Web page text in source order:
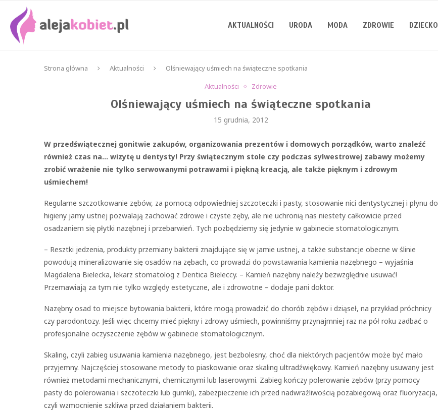
AKTUALNOŚCI URODA MODA ZDROWIE DZIECKO
Strona główna Aktualności
Olśniewający uśmiech na świąteczne spotkania
Aktualności
Zdrowie
Olśniewający uśmiech na świąteczne spotkania
15 grudnia, 2012
W przedświątecznej gonitwie zakupów, organizowania prezentów i domowych porządków, warto znaleźć
również czas na… wizytę u dentysty! Przy świątecznym stole czy podczas sylwestrowej zabawy możemy
zrobić wrażenie nie tylko serwowanymi potrawami i piękną kreacją, ale także pięknym i zdrowym
uśmiechem!
Regularne szczotkowanie zębów, za pomocą odpowiedniej szczoteczki i pasty, stosowanie nici dentystycznej i płynu do
higieny jamy ustnej pozwalają zachować zdrowe i czyste zęby, ale nie uchronią nas niestety całkowicie przed
osadzaniem się płytki nazębnej i przebarwień. Tych pozbędziemy się jedynie w gabinecie stomatologicznym.
– Resztki jedzenia, produkty przemiany bakterii znajdujące się w jamie ustnej, a także substancje obecne w ślinie
powodują mineralizowanie się osadów na zębach, co prowadzi do powstawania kamienia nazębnego – wyjaśnia
Magdalena Bielecka, lekarz stomatolog z Dentica Bieleccy. – Kamień nazębny należy bezwzględnie usuwać!
Przemawiają za tym nie tylko względy estetyczne, ale i zdrowotne – dodaje pani doktor.
Nazębny osad to miejsce bytowania bakterii, które mogą prowadzić do chorób zębów i dziąseł, na przykład próchnicy
czy parodontozy. Jeśli więc chcemy mieć piękny i zdrowy uśmiech, powinniśmy przynajmniej raz na pół roku zadbać o
profesjonalne oczyszczenie zębów w gabinecie stomatologicznym.
Skaling, czyli zabieg usuwania kamienia nazębnego, jest bezbolesny, choć dla niektórych pacjentów może być mało
przyjemny. Najczęściej stosowane metody to piaskowanie oraz skaling ultradźwiękowy. Kamień nazębny usuwany jest
również metodami mechanicznymi, chemicznymi lub laserowymi. Zabieg kończy polerowanie zębów (przy pomocy
pasty do polerowania i szczoteczki lub gumki), zabezpieczenie ich przed nadwrażliwością pozabiegową oraz fluoryzacja,
czyli wzmocnienie szkliwa przed działaniem bakterii.